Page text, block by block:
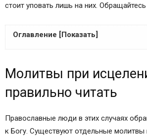
стоит уповать лишь на них. Обращайтесь
Оглавление [Показать]
Сильные молитвы от болезней
целителю Пантелеймону
Молитвенная просьба о своем
Молитвы при
правильно читать
Православные люди в этих случаях
к Богу. Существуют отдельные молитвы